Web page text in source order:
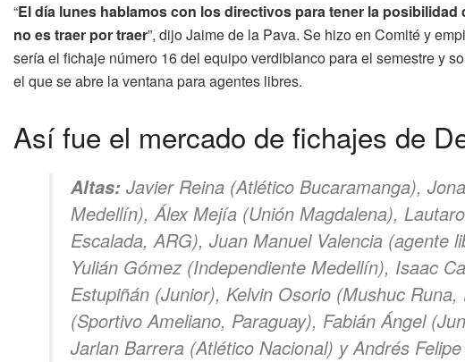
“El día lunes hablamos con los directivos para tener la
no es traer por traer”, dijo Jaime de la Pava. Se hizo en Comité y
sería el fichaje número 16 del equipo verdiblanco para el semestre y
el que se abre la ventana para agentes libres.
Así fue el mercado de fichajes de
Altas: Javier Reina (Atlético Bucaramanga),
Medellín), Álex Mejía (Unión Magdalena),
Escalada, ARG), Juan Manuel Valencia (agente
Yulián Gómez (Independiente Medellín), Isaac
Estupiñán (Junior), Kelvin Osorio (Mushuc
(Sportivo Ameliano, Paraguay), Fabián Ángel
Jarlan Barrera (Atlético Nacional) y Andrés